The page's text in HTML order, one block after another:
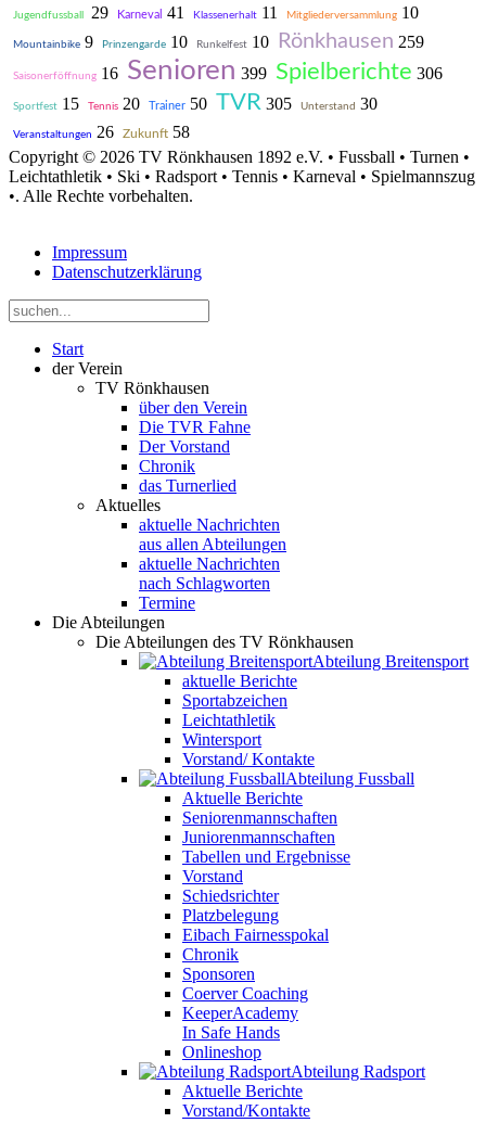
Jugendfussball 29 Karneval 41 Klassenerhalt 11 Mitgliederversammlung 10
Mountainbike 9 Prinzengarde 10 Runkelfest 10 Rönkhausen 259
Saisonerföffnung 16 Senioren 399 Spielberichte 306
Sportfest 15 Tennis 20 Trainer 50 TVR 305 Unterstand 30
Veranstaltungen 26 Zukunft 58
Copyright © 2026 TV Rönkhausen 1892 e.V. • Fussball • Turnen •
Leichtathletik • Ski • Radsport • Tennis • Karneval • Spielmannszug
•. Alle Rechte vorbehalten.
Impressum
Datenschutzerklärung
Start
der Verein
TV Rönkhausen
über den Verein
Die TVR Fahne
Der Vorstand
Chronik
das Turnerlied
Aktuelles
aktuelle Nachrichten
aus allen Abteilungen
aktuelle Nachrichten
nach Schlagworten
Termine
Die Abteilungen
Die Abteilungen des TV Rönkhausen
Abteilung Breitensport
aktuelle Berichte
Sportabzeichen
Leichtathletik
Wintersport
Vorstand/ Kontakte
Abteilung Fussball
Aktuelle Berichte
Seniorenmannschaften
Juniorenmannschaften
Tabellen und Ergebnisse
Vorstand
Schiedsrichter
Platzbelegung
Eibach Fairnesspokal
Chronik
Sponsoren
Coerver Coaching
KeeperAcademy
In Safe Hands
Onlineshop
Abteilung Radsport
Aktuelle Berichte
Vorstand/Kontakte